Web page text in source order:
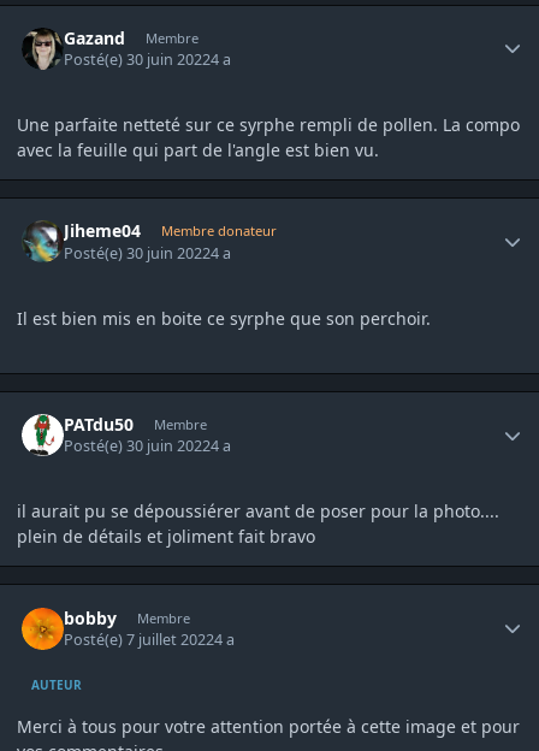
Gazand Membre
Posté(e)30 juin 20224 a
Une parfaite netteté sur ce syrphe rempli de pollen. La compo
avec la feuille qui part de l'angle est bien vu.
Jiheme04 Membre donateur
Posté(e)30 juin 20224 a
Il est bien mis en boite ce syrphe que son perchoir.
PATdu50 Membre
Posté(e)30 juin 20224 a
il aurait pu se dépoussiérer avant de poser pour la photo....
plein de détails et joliment fait bravo
bobby Membre
Posté(e)7 juillet 20224 a
AUTEUR
Merci à tous pour votre attention portée à cette image et pour